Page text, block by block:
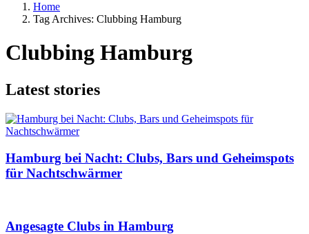
Home
Tag Archives: Clubbing Hamburg
Clubbing Hamburg
Latest stories
Hamburg bei Nacht: Clubs, Bars und Geheimspots
für Nachtschwärmer
Angesagte Clubs in Hamburg